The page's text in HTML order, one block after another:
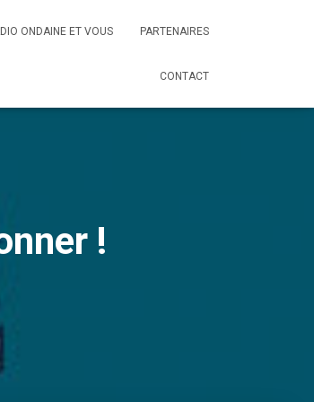
ONDAINE ET VOUS PARTENAIRES
CONTACT
!